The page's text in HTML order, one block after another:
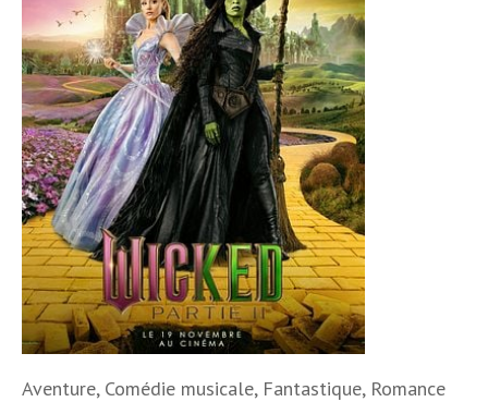
Aventure, Comédie musicale, Fantastique, Romance